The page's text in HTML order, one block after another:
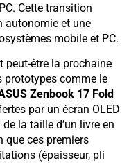
Cette transition
autonomie et une
mobile et PC.
peut-être la prochaine
prototypes comme le
Zenbook 17 Fold
par un écran OLED
la taille d’un livre en
que ces premiers
(épaisseur, pli